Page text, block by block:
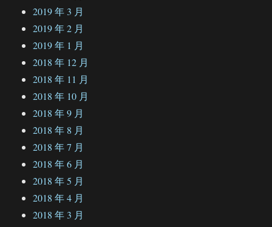
2019 年 3 月
2019 年 2 月
2019 年 1 月
2018 年 12 月
2018 年 11 月
2018 年 10 月
2018 年 9 月
2018 年 8 月
2018 年 7 月
2018 年 6 月
2018 年 5 月
2018 年 4 月
2018 年 3 月